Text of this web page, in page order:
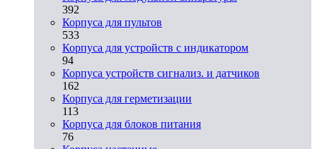
392
Корпуса для пультов
533
Корпуса для устройств с индикатором
94
Корпуса устройств сигнализ. и датчиков
162
Корпуса для герметизации
113
Корпуса для блоков питания
76